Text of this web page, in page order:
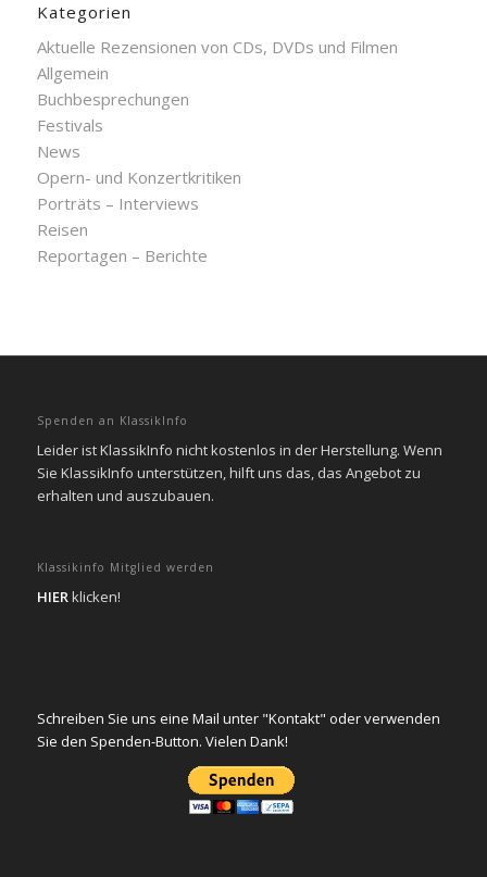
Kategorien
Aktuelle Rezensionen von CDs, DVDs und Filmen
Allgemein
Buchbesprechungen
Festivals
News
Opern- und Konzertkritiken
Porträts – Interviews
Reisen
Reportagen – Berichte
Spenden an KlassikInfo
Leider ist KlassikInfo nicht kostenlos in der Herstellung. Wenn
Sie KlassikInfo unterstützen, hilft uns das, das Angebot zu
erhalten und auszubauen.
Klassikinfo Mitglied werden
HIERklicken!
Schreiben Sie uns eine Mail unter "Kontakt" oder verwenden
Sie den Spenden-Button. Vielen Dank!